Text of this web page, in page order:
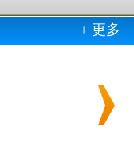
+ 更多
生产车间